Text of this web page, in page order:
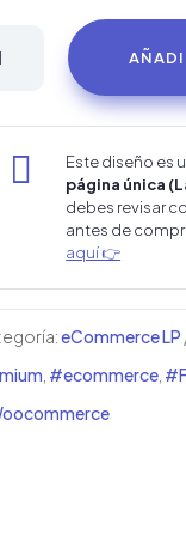
 Este diseño es
página única
debes revisar
antes de
aquí 👉
eCommerce LP
#ecommerce,